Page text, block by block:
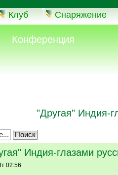
Клуб Снаряжение
Конференция
"Другая" Индия-
Индия-глазами
02:56